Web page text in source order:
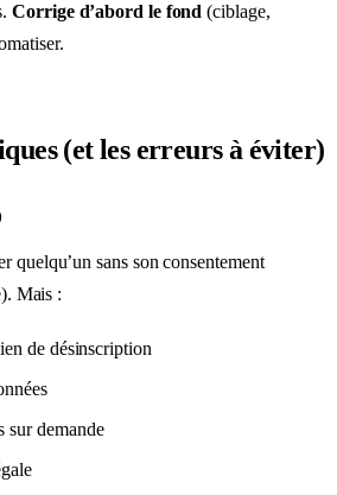
Corrige d’abord le fond (ciblage,
(et les erreurs à éviter)
quelqu’un sans son consentement
Mais :
de désinscription
sur demande